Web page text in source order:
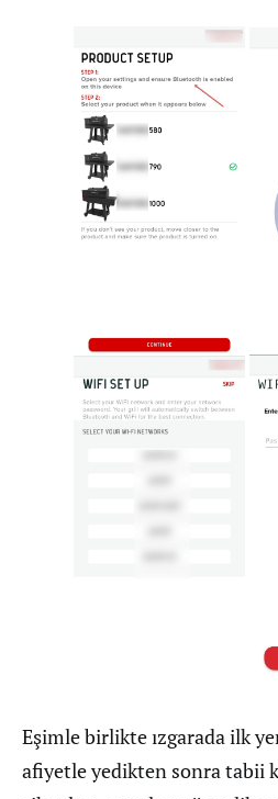
Eşimle birlikte ızgarada ilk
afiyetle yedikten sonra tabii